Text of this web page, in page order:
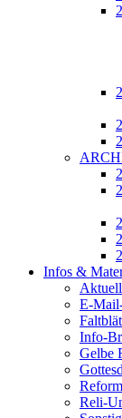
Infos &
E-
Info-
Gelbe
Reli-